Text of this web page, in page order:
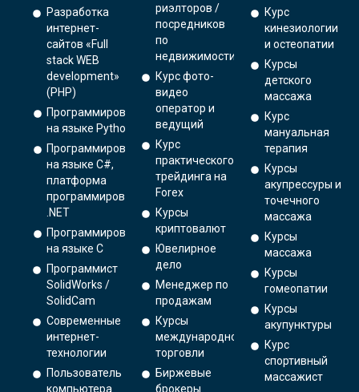
Разработка
интернет-
сайтов «Full
stack WEB
development»
(PHP)
Программирование
на языке Python.
Программирование
на языке C#,
платформа
программирования
.NET
Программирование
на языке С
Программист
SolidWorks /
SolidCam
Современные
интернет-
технологии
Пользователь
компьютера
риэлторов /
посредников
по
недвижимости
Курс фото-
видео
оператор и
ведущий
Курс
практического
трейдинга на
Forex
Курсы
криптовалют
Ювелирное
дело
Менеджер по
продажам
Курсы
международной
торговли
Биржевые
брокеры
Курс
кинезиологии
и остеопатии
Курсы
детского
массажа
Курс
мануальная
терапия
Курсы
акупрессуры и
точечного
массажа
Курсы
массажа
Курсы
гомеопатии
Курсы
акупунктуры
Курс
спортивный
массажист